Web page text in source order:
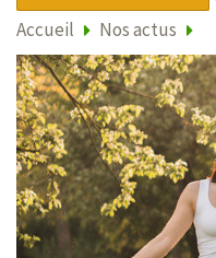
Accueil Nos actus